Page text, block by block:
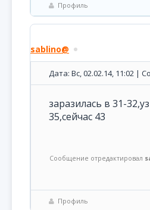
Профиль
sablino@
Дата: Вс, 02.02.14, 11:02 |
заразилась в 31-
35,сейчас 43
Сообщение отредактировал
Профиль